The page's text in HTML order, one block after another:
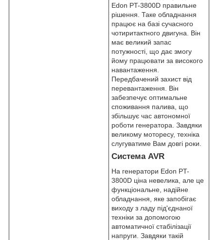
Edon PT-3800D правильне
рішення. Таке обладнання
працює на базі сучасного
чотиритактного двигуна. Він
має великий запас
потужності, що дає змогу
йому працювати за високого
навантаження.
Передбачений захист від
перевантаження. Він
забезпечує оптимальне
споживання палива, що
збільшує час автономної
роботи генератора. Завдяки
великому моторесу, техніка
слугуватиме Вам довгі роки.
Система AVR
На генератори Edon PT-
3800D ціна невелика, але це
функціональне, надійне
обладнання, яке запобігає
виходу з ладу під'єднаної
техніки за допомогою
автоматичної стабілізації
напруги. Завдяки такій